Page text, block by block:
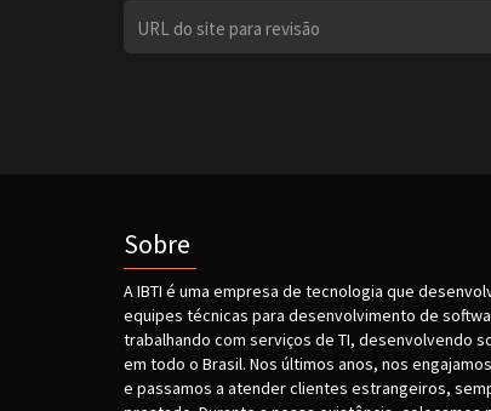
Sobre
A IBTI é uma empresa de tecnologia que
equipes técnicas para desenvolvimento de
trabalhando com serviços de TI, desenvolvendo
em todo o Brasil. Nos últimos anos, nos
e passamos a atender clientes estrangeiros,